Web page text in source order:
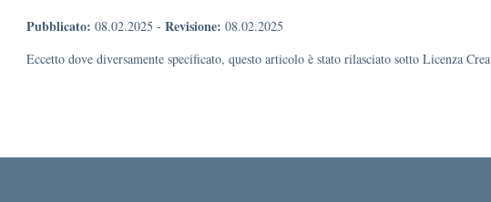
Pubblicato: 08.02.2025 - Revisione: 08.02.2025
Eccetto dove diversamente specificato, questo articolo è stato rilasciato sotto Licenza